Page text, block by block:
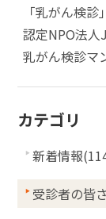
「乳がん検
認定NPO法人
乳がん検診マ
カテゴリ
新着情報
受診者の皆